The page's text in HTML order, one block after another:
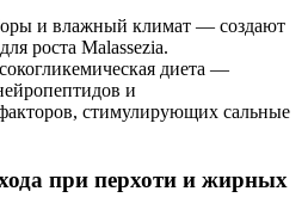
и влажный климат — создают
роста Malassezia.
диета —
и
стимулирующих сальные
при перхоти и жирных